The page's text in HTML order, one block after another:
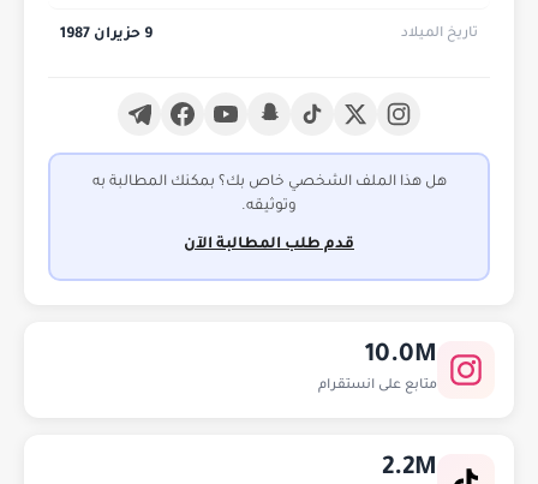
تاريخ الميلاد 9 حزيران 1987
هل هذا الملف الشخصي خاص بك؟ بمكنك المطالبة به
وتوثيقه.
قدم طلب المطالبة الآن
10.0M
متابع على انستقرام
2.2M